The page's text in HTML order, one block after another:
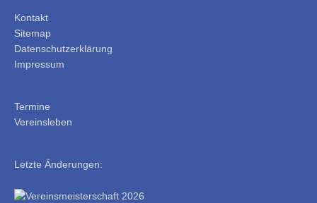
Kontakt
Sitemap
Datenschutzerklärung
Impressum
Termine
Vereinsleben
Letzte Änderungen: